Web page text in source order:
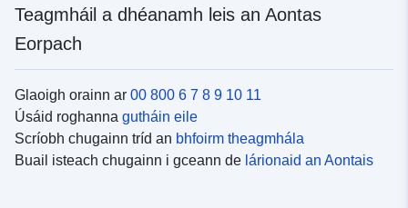
Teagmháil a dhéanamh leis an Aontas
Eorpach
Glaoigh orainn ar 00 800 6 7 8 9 10 11
Úsáid roghanna gutháin eile
Scríobh chugainn tríd an bhfoirm theagmhála
Buail isteach chugainn i gceann de lárionaid an Aontais